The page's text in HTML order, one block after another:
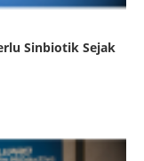
Sinbiotik Sejak